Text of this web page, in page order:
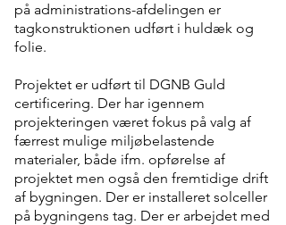
på administrations-afdelingen er
tagkonstruktionen udført i huldæk og
folie.
Projektet er udført til DGNB Guld
certificering. Der har igennem
projekteringen været fokus på valg af
færrest mulige miljøbelastende
materialer, både ifm. opførelse af
projektet men også den fremtidige drift
af bygningen. Der er installeret solceller
på bygningens tag. Der er arbejdet med